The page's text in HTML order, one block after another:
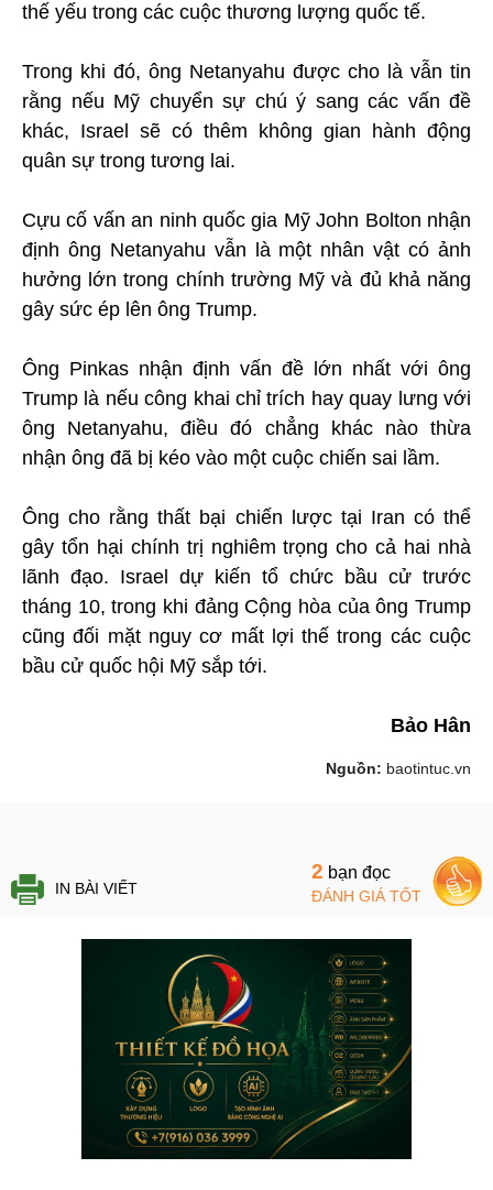
thế yếu trong các cuộc thương lượng quốc tế.
Trong khi đó, ông Netanyahu được cho là vẫn tin
rằng nếu Mỹ chuyển sự chú ý sang các vấn đề
khác, Israel sẽ có thêm không gian hành động
quân sự trong tương lai.
Cựu cố vấn an ninh quốc gia Mỹ John Bolton nhận
định ông Netanyahu vẫn là một nhân vật có ảnh
hưởng lớn trong chính trường Mỹ và đủ khả năng
gây sức ép lên ông Trump.
Ông Pinkas nhận định vấn đề lớn nhất với ông
Trump là nếu công khai chỉ trích hay quay lưng với
ông Netanyahu, điều đó chẳng khác nào thừa
nhận ông đã bị kéo vào một cuộc chiến sai lầm.
Ông cho rằng thất bại chiến lược tại Iran có thể
gây tổn hại chính trị nghiêm trọng cho cả hai nhà
lãnh đạo. Israel dự kiến tổ chức bầu cử trước
tháng 10, trong khi đảng Cộng hòa của ông Trump
cũng đối mặt nguy cơ mất lợi thế trong các cuộc
bầu cử quốc hội Mỹ sắp tới.
Bảo Hân
Nguồn: baotintuc.vn
IN BÀI VIẾT
2 bạn đọc
ĐÁNH GIÁ TỐT